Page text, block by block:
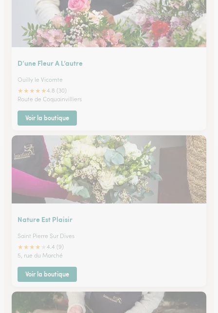
D’une Fleur A L’autre
Ouilly le Vicomte
★★★★★4.8 (30)
Route de Coquainvilliers
Voir la boutique
Nature Est Plaisir
Saint Pierre Sur Dives
★★★★
4.4 (9)
5, rue du Marché
Voir la boutique